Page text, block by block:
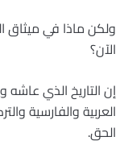
ولكن ماذا في ميثاق
الآن؟
إن التاريخ الذي
العربية والفارسية
الحق.